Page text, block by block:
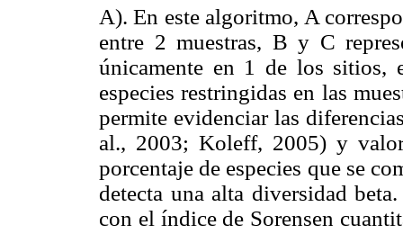
A). En este algoritmo, A
entre 2 muestras, B y C
únicamente en 1 de los
especies restringidas en las
permite evidenciar las
al., 2003; Koleff, 2005) y
porcentaje de especies que se
detecta una alta diversidad
con el índice de Sorensen